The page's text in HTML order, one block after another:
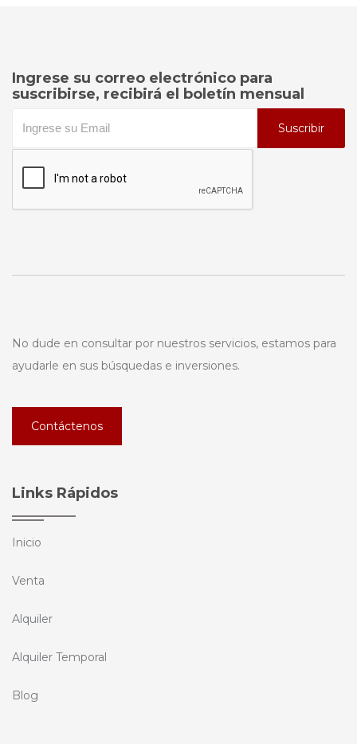
Ingrese su correo electrónico para
suscribirse, recibirá el boletín mensual
Suscribir
No dude en consultar por nuestros servicios, estamos para
ayudarle en sus búsquedas e inversiones.
Contáctenos
Links Rápidos
Inicio
Venta
Alquiler
Alquiler Temporal
Blog